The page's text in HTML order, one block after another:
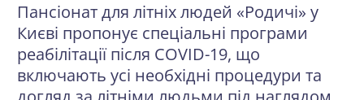
Пансіонат для літніх людей «Родичі» у
Києві пропонує спеціальні програми
реабілітації після COVID-19, що
включають усі необхідні процедури та